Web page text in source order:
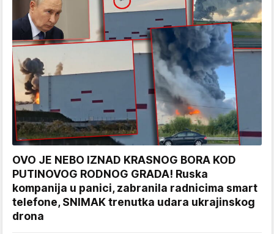
OVO JE NEBO IZNAD KRASNOG BORA KOD
PUTINOVOG RODNOG GRADA! Ruska
kompanija u panici, zabranila radnicima smart
telefone, SNIMAK trenutka udara ukrajinskog
drona